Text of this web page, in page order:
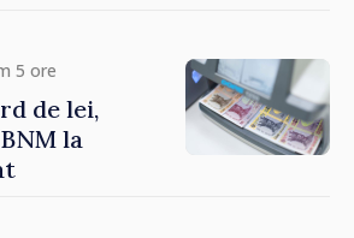
5 ore
de lei,
la